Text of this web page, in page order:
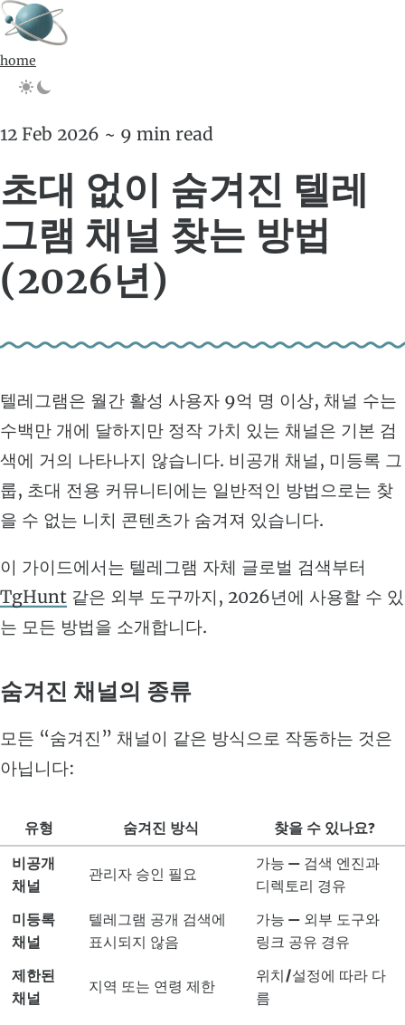
home
12 Feb 2026 ~ 9 min read
초대 없이 숨겨진 텔레
그램 채널 찾는 방법
(2026년)
텔레그램은 월간 활성 사용자 9억 명 이상, 채널 수는
수백만 개에 달하지만 정작 가치 있는 채널은 기본 검
색에 거의 나타나지 않습니다. 비공개 채널, 미등록 그
룹, 초대 전용 커뮤니티에는 일반적인 방법으로는 찾
을 수 없는 니치 콘텐츠가 숨겨져 있습니다.
이 가이드에서는 텔레그램 자체 글로벌 검색부터
TgHunt 같은 외부 도구까지, 2026년에 사용할 수 있
는 모든 방법을 소개합니다.
숨겨진 채널의 종류
모든 “숨겨진” 채널이 같은 방식으로 작동하는 것은
아닙니다:
유형 숨겨진 방식 찾을 수 있나요?
비공개
채널
관리자 승인 필요
가능 — 검색 엔진과
디렉토리 경유
미등록
채널
텔레그램 공개 검색에
표시되지 않음
가능 — 외부 도구와
링크 공유 경유
제한된
채널
지역 또는 연령 제한
위치/설정에 따라 다
름